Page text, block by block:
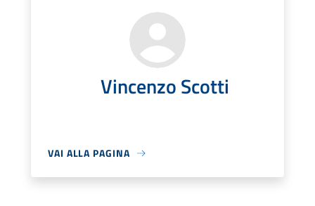
Vincenzo Scotti
VAI ALLA PAGINA